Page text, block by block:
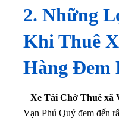
2. Những
Khi Thuê
Hàng Đem
Xe Tải Chở Thuê xã
Vạn Phú Quý đem đến